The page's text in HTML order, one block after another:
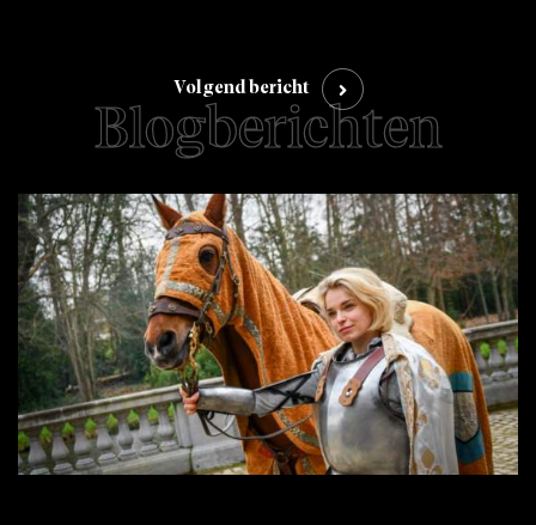
Blogberichten
Volgend bericht